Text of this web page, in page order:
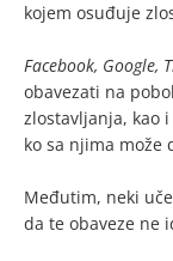
kojem osuđuje
Facebook, Google,
obavezati na
zlostavljanja, kao
ko sa njima može
Međutim, neki
da te obaveze ne